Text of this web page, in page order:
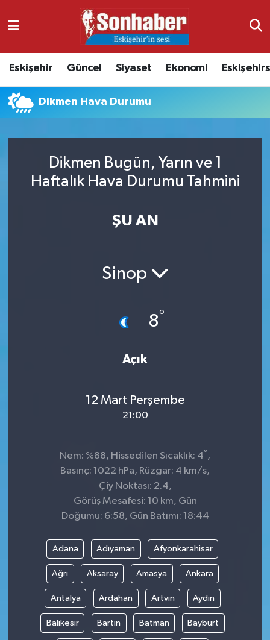
Eskişehir Güncel Siyaset Ekonomi
Dikmen Hava Durumu
Dikmen Bugün, Yarın ve 1
Haftalık Hava Durumu Tahmini
ŞU AN
Sinop
8°
Açık
12 Mart Perşembe
21:00
Nem: %88, Hissedilen Sıcaklık: 4° ,
Basınç: 1022 hPa, Rüzgar: 4 km/s,
Çiy Noktası: 2.4,
Görüş Mesafesi: 10 km, Gün
Doğumu: 6:58, Gün Batımı: 18:44
Adana Adıyaman Afyonkarahisar
Ağrı Aksaray Amasya Ankara
Antalya Ardahan Artvin Aydın
Balıkesir Bartın Batman Bayburt
Ekonomi
Güncel
Kültür & Sanat
Nöbetçi Eczaneler
Namaz Vakitleri
Trafik Durumu
Süper Lig Puan Durumu ve Fikstür
Son Dakika Haberleri